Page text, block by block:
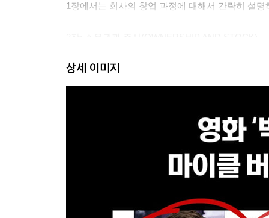
1장에서는 회사의 창업 과정에 대해서 간략히 설
2장: 소유권과 주식(OWNERSHIP AND STOCK)
3장: 기업의 성장에 따른 차입(BORROWING
4장: 투자자들이 살펴야 하는 재무비율(RATIOS
5장: 회사의 상장 - 신주모집과 구주매출(GOING
상세 이미지